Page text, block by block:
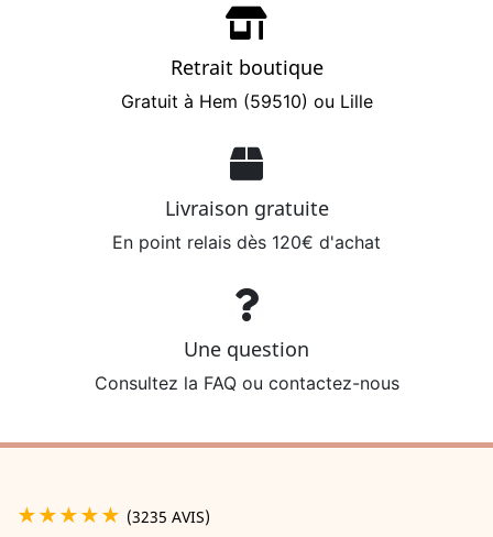
Retrait boutique
Gratuit à Hem (59510) ou Lille
Livraison gratuite
En point relais dès 120€ d'achat
Une question
Consultez la FAQ ou contactez-nous
★★★★★ (3235 AVIS)